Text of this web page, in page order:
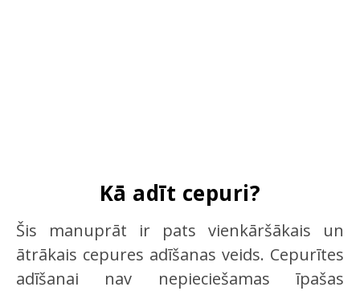
Kā adīt cepuri?
Šis manuprāt ir pats vienkāršākais un
ātrākais cepures adīšanas veids. Cepurītes
adīšanai nav nepieciešamas īpašas